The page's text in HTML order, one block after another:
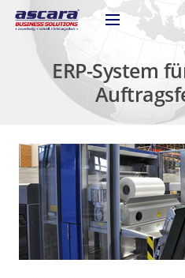
ERP-System